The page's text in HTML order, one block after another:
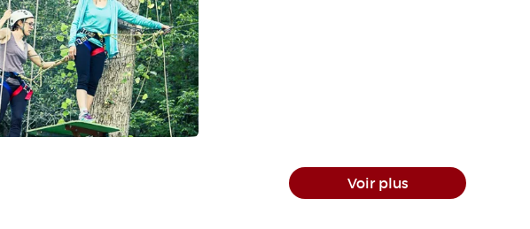
Voir plus